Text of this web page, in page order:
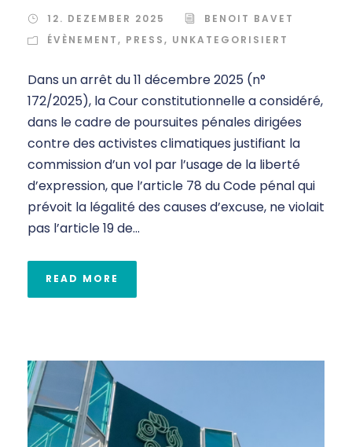
12. DEZEMBER 2025
BENOIT BAVET
ÉVÈNEMENT, PRESS, UNKATEGORISIERT
Dans un arrêt du 11 décembre 2025 (n°
172/2025), la Cour constitutionnelle a considéré,
dans le cadre de poursuites pénales dirigées
contre des activistes climatiques justifiant la
commission d’un vol par l’usage de la liberté
d’expression, que l’article 78 du Code pénal qui
prévoit la légalité des causes d’excuse, ne violait
pas l’article 19 de...
READ MORE